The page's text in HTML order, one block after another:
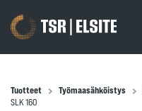
Tuotteet Työmaasähköistys
SLK 160